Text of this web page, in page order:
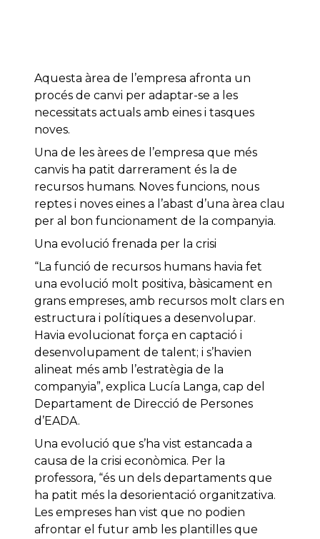
Aquesta àrea de l’empresa afronta un
procés de canvi per adaptar-se a les
necessitats actuals amb eines i tasques
noves.
Una de les àrees de l’empresa que més
canvis ha patit darrerament és la de
recursos humans. Noves funcions, nous
reptes i noves eines a l’abast d’una àrea clau
per al bon funcionament de la companyia.
Una evolució frenada per la crisi
“La funció de recursos humans havia fet
una evolució molt positiva, bàsicament en
grans empreses, amb recursos molt clars en
estructura i polítiques a desenvolupar.
Havia evolucionat força en captació i
desenvolupament de talent; i s’havien
alineat més amb l’estratègia de la
companyia”, explica Lucía Langa, cap del
Departament de Direcció de Persones
d’EADA.
Una evolució que s’ha vist estancada a
causa de la crisi econòmica. Per la
professora, “és un dels departaments que
ha patit més la desorientació organitzativa.
Les empreses han vist que no podien
afrontar el futur amb les plantilles que